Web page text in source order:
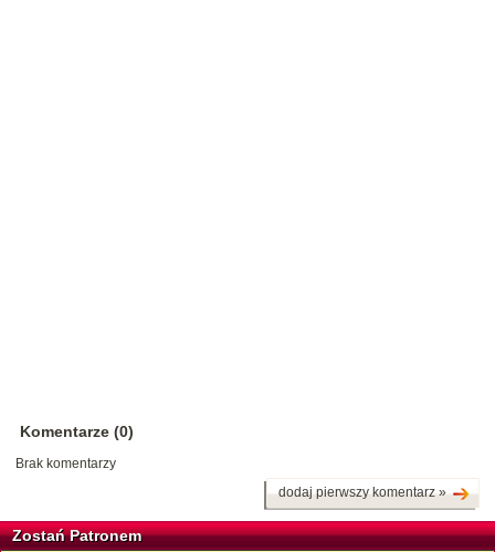
Komentarze (0)
Brak komentarzy
dodaj pierwszy komentarz »
Zostań Patronem